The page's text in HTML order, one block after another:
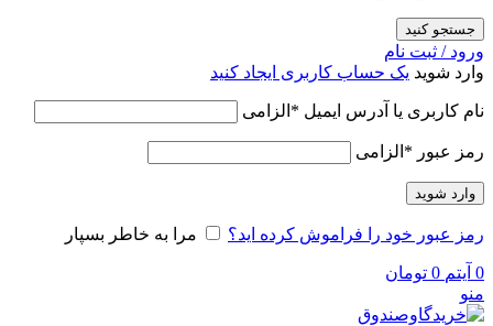
جستجو کنید
ورود / ثبت نام
وارد شوید یک حساب کاربری ایجاد کنید
نام کاربری یا آدرس ایمیل * الزامی
رمز عبور * الزامی
وارد شوید
رمز عبور خود را فراموش کرده اید؟ مرا به خاطر بسپار
0 آیتم 0 تومان
منو